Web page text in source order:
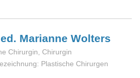
MarianneWolters
Chirurgin, Chirurgin
Plastische Chirurgen